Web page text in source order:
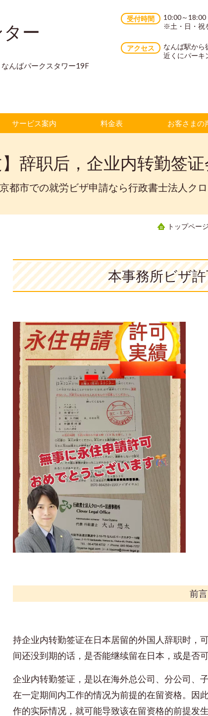
ー
んばパークスタワー19F
受付時間
10:00～18:00
※土・日・祝
アクセス
なんば駅から
近くにパーキ
サービス案内 料金表 お客さまの
】辞职后，企业内转勤签
都市での就労ビザ申請なら行政書士法人クロ
トップページ
本事務所ビザ
前言
持企业内转勤签证在日本居留的外国人辞职时，
间还没到期的话，是否能继续留在日本，或是否
企业内转勤签证，是以在海外总公司、分公司、
在一定期间内工作的情况为前提的在留资格。因
作的实际情况，就可能导致该在留资格的前提发